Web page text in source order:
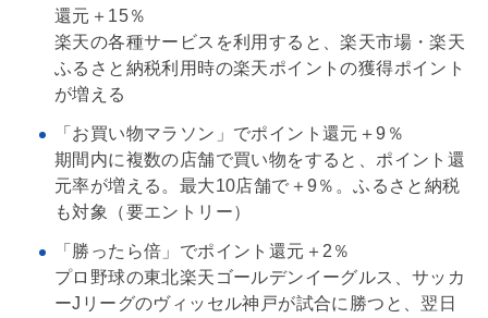
還元＋15％
楽天の各種サービスを利用すると、楽天市場・楽天
ふるさと納税利用時の楽天ポイントの獲得ポイント
が増える
「お買い物マラソン」でポイント還元＋9％
期間内に複数の店舗で買い物をすると、ポイント還
元率が増える。最大10店舗で＋9％。ふるさと納税
も対象（要エントリー）
「勝ったら倍」でポイント還元＋2％
プロ野球の東北楽天ゴールデンイーグルス、サッカ
ーJリーグのヴィッセル神戸が試合に勝つと、翌日